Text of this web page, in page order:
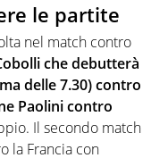
le partite
nel match contro
che debutterà
delle 7.30) contro
Paolini contro
Il secondo match
la Francia con